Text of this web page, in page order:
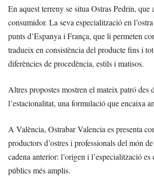
En aquest terreny se situa Ostras Pedrín,
consumidor. La seva especialització en
punts d’Espanya i França, que li permeten
tradueix en consistència del producte fins i
diferències de procedència, estils i matisos.
Altres propostes mostren el mateix patró
l’estacionalitat, una formulació que encaixa
A València, Ostrabar Valencia es presenta
productors d’ostres i professionals del món
cadena anterior: l’origen i l’especialització
públics més amplis.